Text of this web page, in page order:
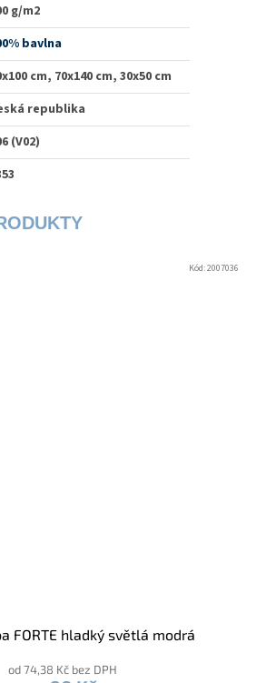
g/m2
bavlna
cm, 70x140 cm, 30x50 cm
republika
(V02)
FORTE hladký světlá modrá
od 74,38 Kč bez DPH
Kód:2007036